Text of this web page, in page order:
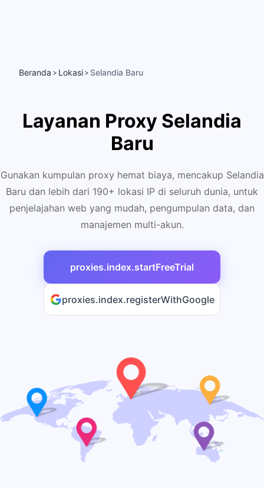
Beranda > Lokasi > Selandia Baru
Layanan Proxy Selandia
Baru
Gunakan kumpulan proxy hemat biaya, mencakup Selandia
Baru dan lebih dari 190+ lokasi IP di seluruh dunia, untuk
penjelajahan web yang mudah, pengumpulan data, dan
manajemen multi-akun.
proxies.index.startFreeTrial
proxies.index.registerWithGoogle